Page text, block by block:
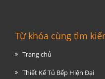
Từ khóa cùng tìm
Trang chủ
Thiết Kế Tủ Bếp Hiện Đại